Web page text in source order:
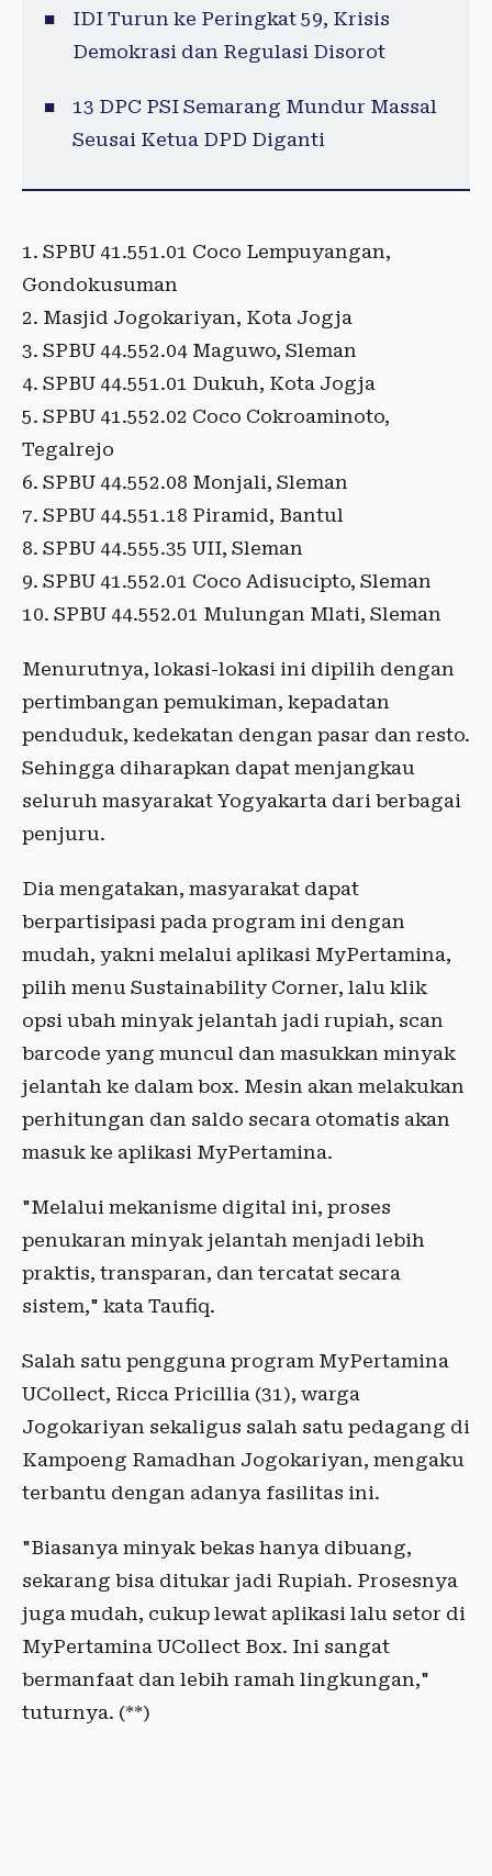
IDI Turun ke Peringkat 59, Krisis
Demokrasi dan Regulasi Disorot
13 DPC PSI Semarang Mundur Massal
Seusai Ketua DPD Diganti
1. SPBU 41.551.01 Coco Lempuyangan,
Gondokusuman
2. Masjid Jogokariyan, Kota Jogja
3. SPBU 44.552.04 Maguwo, Sleman
4. SPBU 44.551.01 Dukuh, Kota Jogja
5. SPBU 41.552.02 Coco Cokroaminoto,
Tegalrejo
6. SPBU 44.552.08 Monjali, Sleman
7. SPBU 44.551.18 Piramid, Bantul
8. SPBU 44.555.35 UII, Sleman
9. SPBU 41.552.01 Coco Adisucipto, Sleman
10. SPBU 44.552.01 Mulungan Mlati, Sleman
Menurutnya, lokasi-lokasi ini dipilih dengan
pertimbangan pemukiman, kepadatan
penduduk, kedekatan dengan pasar dan resto.
Sehingga diharapkan dapat menjangkau
seluruh masyarakat Yogyakarta dari berbagai
penjuru.
Dia mengatakan, masyarakat dapat
berpartisipasi pada program ini dengan
mudah, yakni melalui aplikasi MyPertamina,
pilih menu Sustainability Corner, lalu klik
opsi ubah minyak jelantah jadi rupiah, scan
barcode yang muncul dan masukkan minyak
jelantah ke dalam box. Mesin akan melakukan
perhitungan dan saldo secara otomatis akan
masuk ke aplikasi MyPertamina.
"Melalui mekanisme digital ini, proses
penukaran minyak jelantah menjadi lebih
praktis, transparan, dan tercatat secara
sistem," kata Taufiq.
Salah satu pengguna program MyPertamina
UCollect, Ricca Pricillia (31), warga
Jogokariyan sekaligus salah satu pedagang di
Kampoeng Ramadhan Jogokariyan, mengaku
terbantu dengan adanya fasilitas ini.
"Biasanya minyak bekas hanya dibuang,
sekarang bisa ditukar jadi Rupiah. Prosesnya
juga mudah, cukup lewat aplikasi lalu setor di
MyPertamina UCollect Box. Ini sangat
bermanfaat dan lebih ramah lingkungan,"
tuturnya. (**)